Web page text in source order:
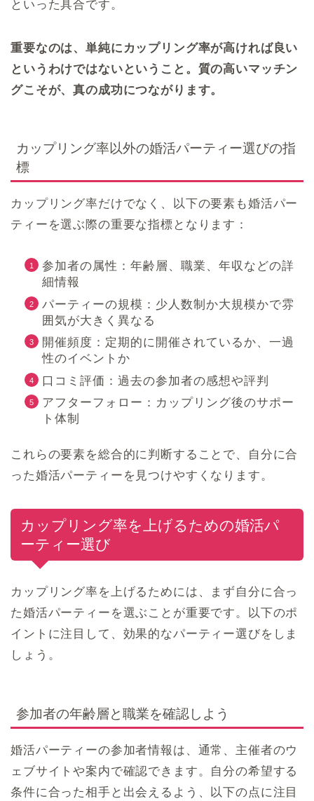
といった具合です。
重要なのは、単純にカップリング率が高ければ良い
というわけではないということ。質の高いマッチン
グこそが、真の成功につながります。
カップリング率以外の婚活パーティー選びの指
標
カップリング率だけでなく、以下の要素も婚活パー
ティーを選ぶ際の重要な指標となります：
参加者の属性：年齢層、職業、年収などの詳
細情報
パーティーの規模：少人数制か大規模かで雰
囲気が大きく異なる
開催頻度：定期的に開催されているか、一過
性のイベントか
口コミ評価：過去の参加者の感想や評判
アフターフォロー：カップリング後のサポー
ト体制
これらの要素を総合的に判断することで、自分に合
った婚活パーティーを見つけやすくなります。
カップリング率を上げるための婚活パ
ーティー選び
カップリング率を上げるためには、まず自分に合っ
た婚活パーティーを選ぶことが重要です。以下のポ
イントに注目して、効果的なパーティー選びをしま
しょう。
参加者の年齢層と職業を確認しよう
婚活パーティーの参加者情報は、通常、主催者のウ
ェブサイトや案内で確認できます。自分の希望する
条件に合った相手と出会えるよう、以下の点に注目